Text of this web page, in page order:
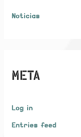
Noticias
META
Log in
Entries feed